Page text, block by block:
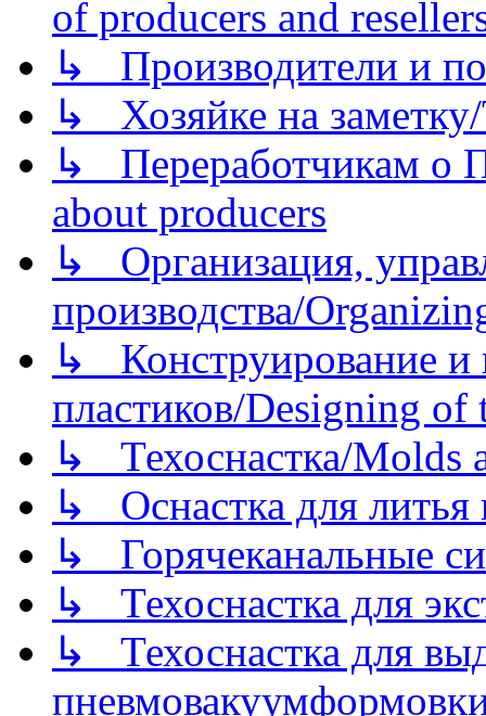
of producers and
↳ Производители и
↳ Хозяйке на
↳ Переработчикам о
about producers
↳ Организация,
производства/
↳ Конструирование и
пластиков/Designing of
↳ Техоснастка/Molds
↳ Оснастка для литья
↳ Горячеканальные
↳ Техоснастка для
↳ Техоснастка для